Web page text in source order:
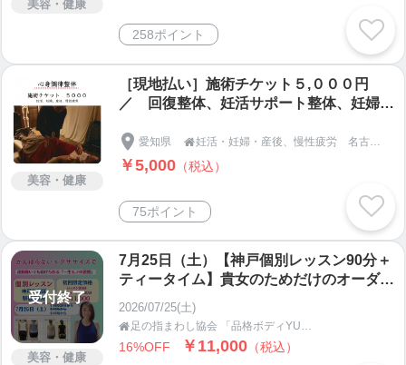
美容・健康
258ポイント
美容・健康
［現地払い］施術チケット５,０００円
／ 回復整体、妊活サポート整体、妊婦整
愛知県 
￥5,000 （税込）
75ポイント
受付終了
美容・健康
7月25日（土）【神戸個別レッスン90分＋
ティータイム】貴女のためだけのオーダー
メイドレッスン｜身体引き締めコースor美
顔コース｜妊活・産後ケア【初回限定価
格】
2026/07/25(土)

16%OFF ￥11,000 （税込）